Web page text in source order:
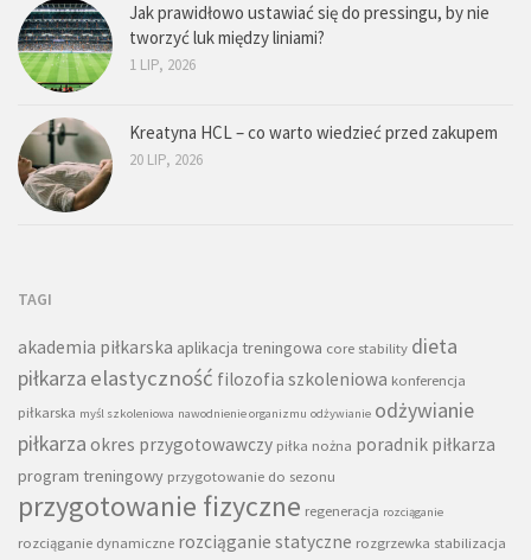
Jak prawidłowo ustawiać się do pressingu, by nie
tworzyć luk między liniami?
1 LIP, 2026
Kreatyna HCL – co warto wiedzieć przed zakupem
20 LIP, 2026
TAGI
akademia piłkarska aplikacja treningowa core stability dieta
piłkarza elastyczność filozofia szkoleniowa konferencja
piłkarska myśl szkoleniowa nawodnienie organizmu odżywianie odżywianie
piłkarza okres przygotowawczy piłka nożna poradnik piłkarza
program treningowy przygotowanie do sezonu
przygotowanie fizyczne regeneracja rozciąganie
rozciąganie dynamiczne rozciąganie statyczne rozgrzewka stabilizacja